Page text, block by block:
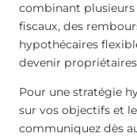
combinant
fiscaux, des
hypothécaires
devenir
Pour une stratégie
sur vos objectifs et
communiquez dès